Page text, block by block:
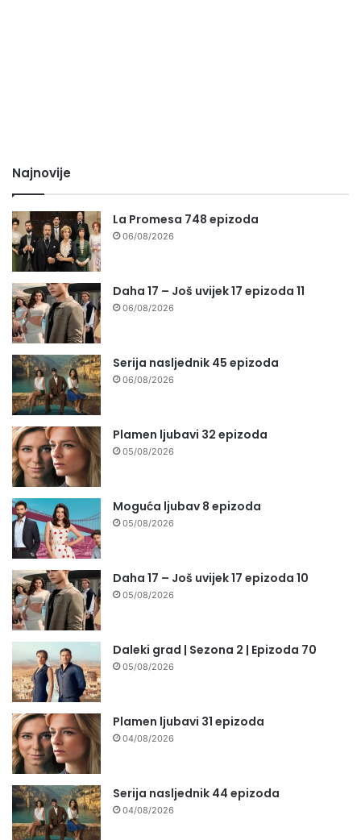
Najnovije
La Promesa 748 epizoda
06/08/2026
Daha 17 – Još uvijek 17 epizoda 11
06/08/2026
Serija nasljednik 45 epizoda
06/08/2026
Plamen ljubavi 32 epizoda
05/08/2026
Moguća ljubav 8 epizoda
05/08/2026
Daha 17 – Još uvijek 17 epizoda 10
05/08/2026
Daleki grad | Sezona 2 | Epizoda 70
05/08/2026
Plamen ljubavi 31 epizoda
04/08/2026
Serija nasljednik 44 epizoda
04/08/2026